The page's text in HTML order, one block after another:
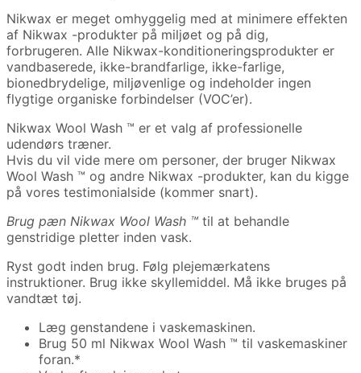
Nikwax er meget omhyggelig med at minimere effekten
af ​​Nikwax -produkter på miljøet og på dig,
forbrugeren. Alle Nikwax-konditioneringsprodukter er
vandbaserede, ikke-brandfarlige, ikke-farlige,
bionedbrydelige, miljøvenlige og indeholder ingen
flygtige organiske forbindelser (VOC’er).
Nikwax Wool Wash ™ er et valg af professionelle
udendørs træner.
Hvis du vil vide mere om personer, der bruger Nikwax
Wool Wash ™ og andre Nikwax -produkter, kan du kigge
på vores testimonialside (kommer snart).
Brug pæn Nikwax Wool Wash ™ til at behandle
genstridige pletter inden vask.
Ryst godt inden brug. Følg plejemærkatens
instruktioner. Brug ikke skyllemiddel. Må ikke bruges på
vandtæt tøj.
Læg genstandene i vaskemaskinen.
Brug 50 ml Nikwax Wool Wash ™ til vaskemaskiner
foran.*